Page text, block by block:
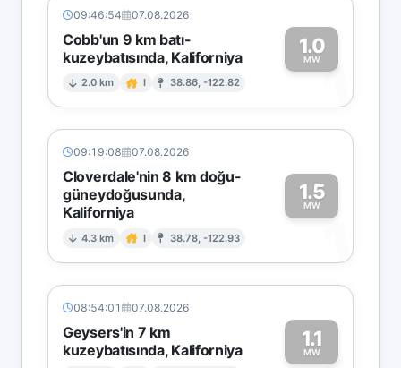
09:46:54 07.08.2026
Cobb'un 9 km batı-
kuzeybatısında, Kaliforniya
2.0 km I 38.86, -122.82
1.0
MW1
09:19:08 07.08.2026
Cloverdale'nin 8 km doğu-
güneydoğusunda,
Kaliforniya
4.3 km I 38.78, -122.93
1.5
MW
1
08:54:01 07.08.2026
Geysers'in 7 km
kuzeybatısında, Kaliforniya
1.1
MW